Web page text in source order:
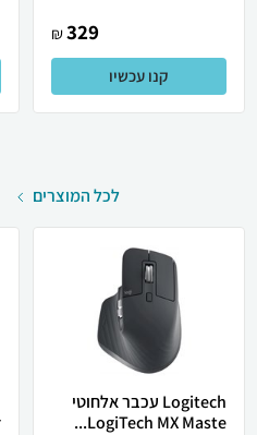
329
₪
קנו עכשיו
לכל המוצרים
Logitech ‏עכבר ‏אלחוטי
LogiTech MX Maste...